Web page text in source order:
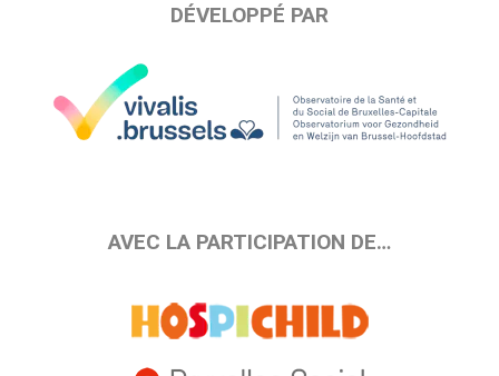
DÉVELOPPÉ PAR
AVEC LA PARTICIPATION DE…